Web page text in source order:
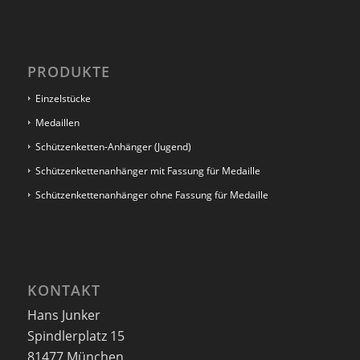
PRODUKTE
Einzelstücke
Medaillen
Schützenketten-Anhänger (Jugend)
Schützenkettenanhänger mit Fassung für Medaille
Schützenkettenanhänger ohne Fassung für Medaille
KONTAKT
Hans Junker
Spindlerplatz 15